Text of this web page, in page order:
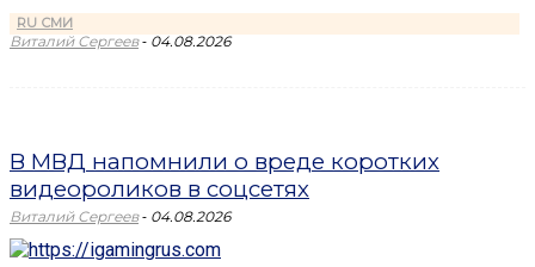
RU СМИ
Виталий Сергеев - 04.08.2026
В МВД напомнили о вреде коротких
видеороликов в соцсетях
Виталий Сергеев - 04.08.2026